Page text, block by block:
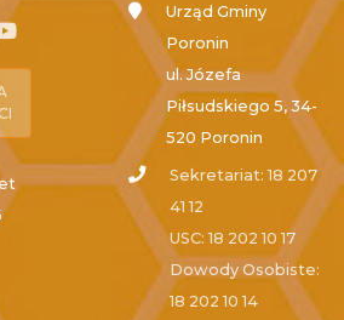
Urząd Gminy
Poronin
ul. Józefa
Piłsudskiego 5, 34-
520 Poronin
Sekretariat: 18 207
41 12
USC: 18 202 10 17
Dowody Osobiste:
18 202 10 14